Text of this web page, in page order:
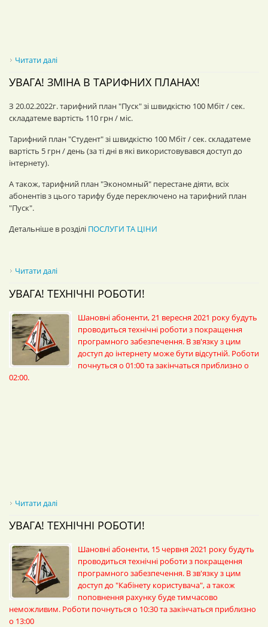
Читати далі
УВАГА! ЗМІНА В ТАРИФНИХ ПЛАНАХ!
З 20.02.2022г. тарифний план "Пуск" зі швидкістю 100 Мбіт / сек.
складатеме вартість 110 грн / міс.
Тарифний план "Студент" зі швидкістю 100 Мбіт / сек. складатеме
вартість 5 грн / день (за ті дні в які використовувався доступ до
інтернету).
А також, тарифний план "Экономный" перестане діяти, всіх
абонентів з цього тарифу буде переключено на тарифний план
"Пуск".
Детальніше в розділі ПОСЛУГИ ТА ЦІНИ
Читати далі
УВАГА! ТЕХНІЧНІ РОБОТИ!
Шановні абоненти, 21 вересня 2021 року будуть
проводиться технічні роботи з покращення
програмного забезпечення. В зв'язку з цим
доступ до інтернету може бути відсутній. Роботи
почнуться о 01:00 та закінчаться приблизно о
02:00.
Читати далі
УВАГА! ТЕХНІЧНІ РОБОТИ!
Шановні абоненти, 15 червня 2021 року будуть
проводиться технічні роботи з покращення
програмного забезпечення. В зв'язку з цим
доступ до "Кабінету користувача", а також
поповнення рахунку буде тимчасово
неможливим. Роботи почнуться о 10:30 та закінчаться приблизно
о 13:00